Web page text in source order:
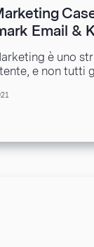
Email &
è uno
e non tutti
a pieno le